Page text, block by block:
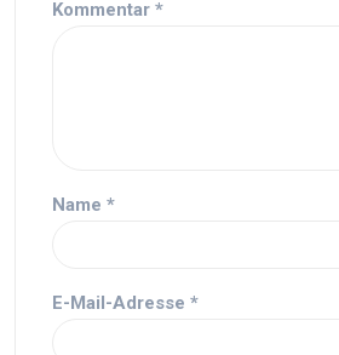
Kommentar *
Name *
E-Mail-Adresse *